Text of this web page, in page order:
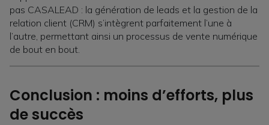
pas CASALEAD : la génération de leads et la gestion de la
relation client (CRM) s’intègrent parfaitement l’une à
l’autre, permettant ainsi un processus de vente numérique
de bout en bout.
Conclusion : moins d’efforts, plus
de succès